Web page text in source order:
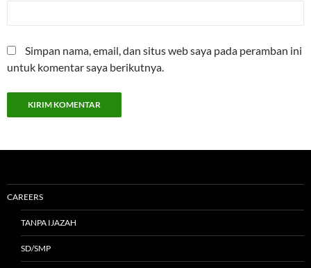
Simpan nama, email, dan situs web saya pada peramban ini
untuk komentar saya berikutnya.
CAREERS
TANPA IJAZAH
SD/SMP